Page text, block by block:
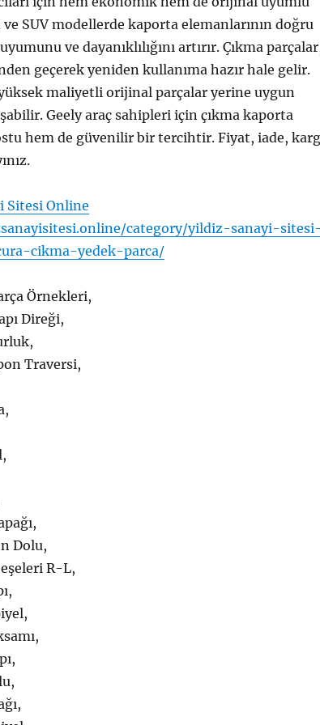
SUV modellerde kaporta elemanlarının doğru
ve dayanıklılığını artırır. Çıkma
geçerek yeniden kullanıma hazır hale gelir.
yüksek maliyetli orijinal parçalar yerine uygun
Geely araç sahipleri için çıkma kaporta
hem de güvenilir bir tercihtir. Fiyat, iade,
Sitesi Online
category/yildiz-sanayi-
cikma-yedek-parca/
Örnekleri,
Direği,
Traversi,
Dolu,
R-L,